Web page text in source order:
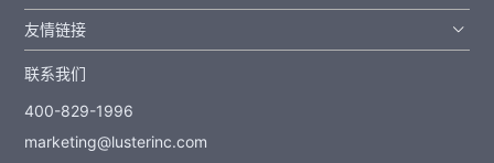
友情链接
联系我们
400-829-1996
marketing@lusterinc.com